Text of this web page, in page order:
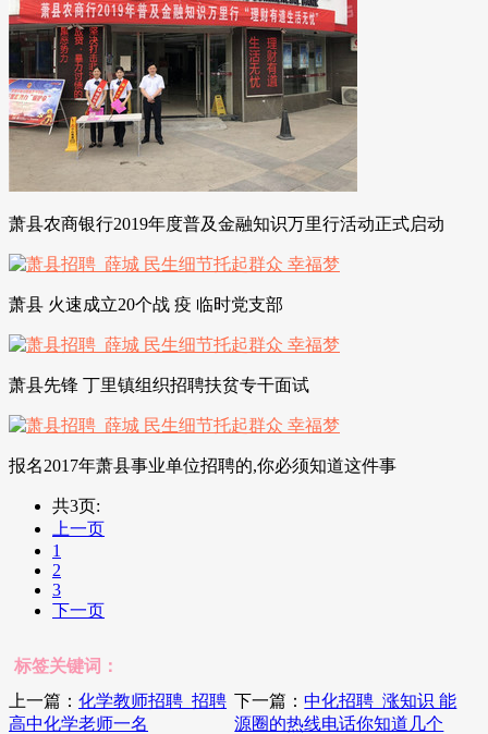
萧县农商银行2019年度普及金融知识万里行活动正式启动
萧县 火速成立20个战 疫 临时党支部
萧县先锋 丁里镇组织招聘扶贫专干面试
报名2017年萧县事业单位招聘的,你必须知道这件事
共3页:
上一页
1
2
3
下一页
标签关键词：
上一篇： 化学教师招聘_招聘
高中化学老师一名
下一篇：中化招聘_涨知识 能
源圈的热线电话你知道几个